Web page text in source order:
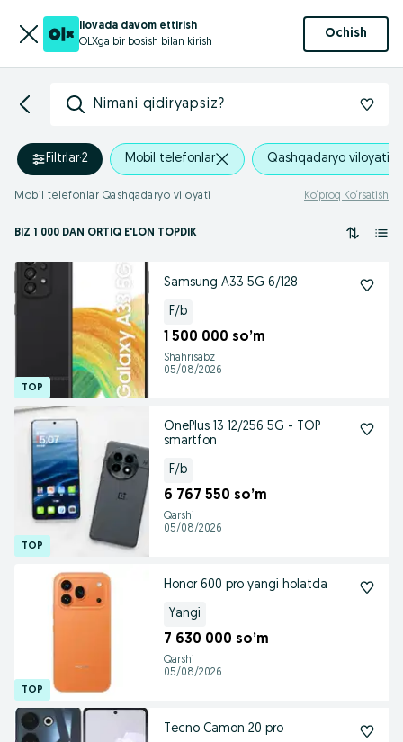
Ilovada davom ettirish
OLXga bir bosish bilan kirish
Ochish
Nimani qidiryapsiz?
Filtrlar·2 Mobil telefonlar Qashqadaryo viloyati
Mobil telefonlar Qashqadaryo viloyati Ko‘proq Ko‘rsatish
BIZ 1 000 DAN ORTIQ E'LON TOPDIK
Samsung A33 5G 6/128
F/b
1 500 000 so’m
Shahrisabz
05/08/2026
OnePlus 13 12/256 5G - TOP
smartfon
F/b
6 767 550 so’m
Qarshi
05/08/2026
Honor 600 pro yangi holatda
Yangi
7 630 000 so’m
Qarshi
05/08/2026
Tecno Camon 20 pro